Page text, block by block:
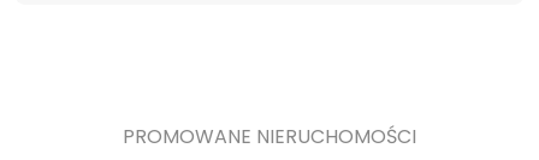
PROMOWANE NIERUCHOMOŚCI